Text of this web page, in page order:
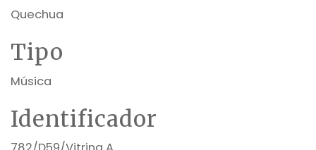
Quechua
Tipo
Música
Identificador